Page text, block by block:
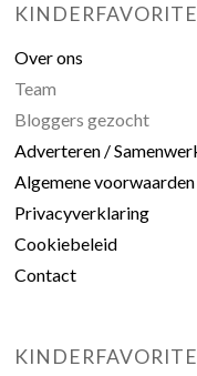
Over ons
Team
Bloggers gezocht
Adverteren /
Algemene voorwaarden
Privacyverklaring
Cookiebeleid
Contact